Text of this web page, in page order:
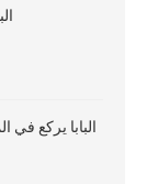
البابا يركع في